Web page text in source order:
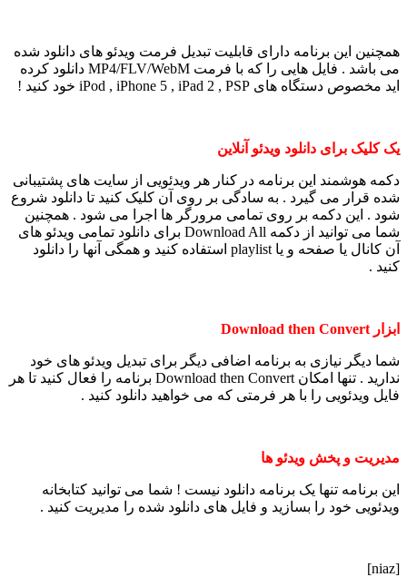
همچنین این برنامه دارای قابلیت تبدیل فرمت ویدئو های دانلود شده
می باشد . فایل هایی را که با فرمت MP4/FLV/WebM دانلود کرده
اید مخصوص دستگاه های iPod , iPhone 5 , iPad 2 , PSP خود کنید !
یک کلیک برای دانلود ویدئو آنلاین
دکمه هوشمند این برنامه در کنار هر ویدئویی از سایت های پشتیبانی
شده قرار می گیرد . به سادگی بر روی آن کلیک کنید تا دانلود شروع
شود . این دکمه بر روی تمامی مرورگر ها اجرا می شود . همچنین
شما می توانید از دکمه Download All برای دانلود تمامی ویدئو های
آن کانال یا صفحه و یا playlist استفاده کنید و همگی آنها را دانلود
کنید .
ابزار Download then Convert
شما دیگر نیازی به برنامه اضافی دیگر برای تبدیل ویدئو های خود
ندارید . تنها امکان Download then Convert برنامه را فعال کنید تا هر
فایل ویدئویی را با هر فرمتی که می خواهید دانلود کنید .
مدیریت و پخش ویدئو ها
این برنامه تنها یک برنامه دانلود نیست ! شما می توانید کتابخانه
ویدئویی خود را بسازید و فایل های دانلود شده را مدیریت کنید .
[niaz]